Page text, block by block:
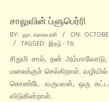
சாலுவின் ப்ளுபெர்ரி
2021-
10-
15
BY: ஞா. கலையரசி ON:
TAGGED: இதழ் - 16
சிறுமி சால், தன்
மலைக்குச் செல்கிறாள்.
கொண்டே வருபவள், ஒரு
விடுகின்றாள்.